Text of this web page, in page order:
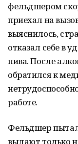
фельдшером
приехал на
выяснилось,
отказал себе в
пива. После
обратился к
работе.
Фельдшер
выдают только